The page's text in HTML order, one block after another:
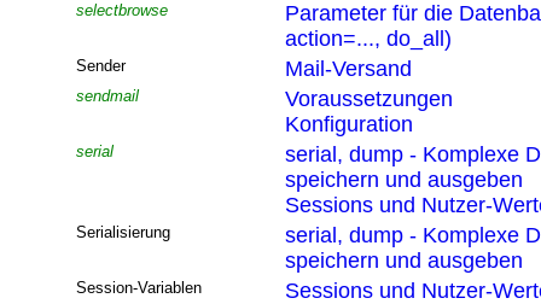
selectbrowse
Parameter für die
action=..., do_all)
Sender Mail-Versand
sendmail
Voraussetzungen
Konfiguration
serial
serial, dump - Komplexe
speichern und ausgeben
Sessions und Nutzer-
Serialisierung
serial, dump - Komplexe
speichern und ausgeben
Session-Variablen Sessions und Nutzer-